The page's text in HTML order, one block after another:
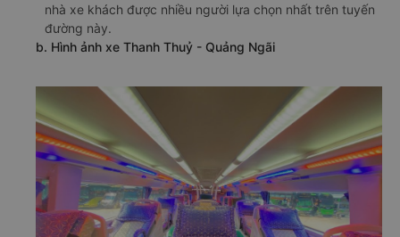
nhà xe khách được nhiều người lựa chọn nhất trên tuyến
đường này.
b. Hình ảnh xe Thanh Thuỷ - Quảng Ngãi